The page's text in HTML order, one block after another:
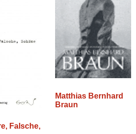
Falsche,
Matthias Bernhard
Braun